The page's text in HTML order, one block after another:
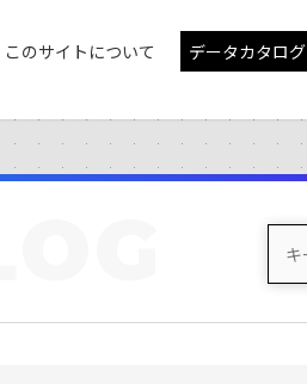
このサイトについて データカタログ